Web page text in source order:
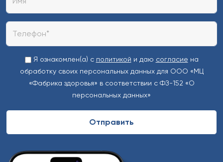
Я ознакомлен(а) с политикой и даю согласие на
обработку своих персональных данных для ООО «МЦ
«Фабрика здоровья» в соответствии с ФЗ-152 «О
персональных данных»